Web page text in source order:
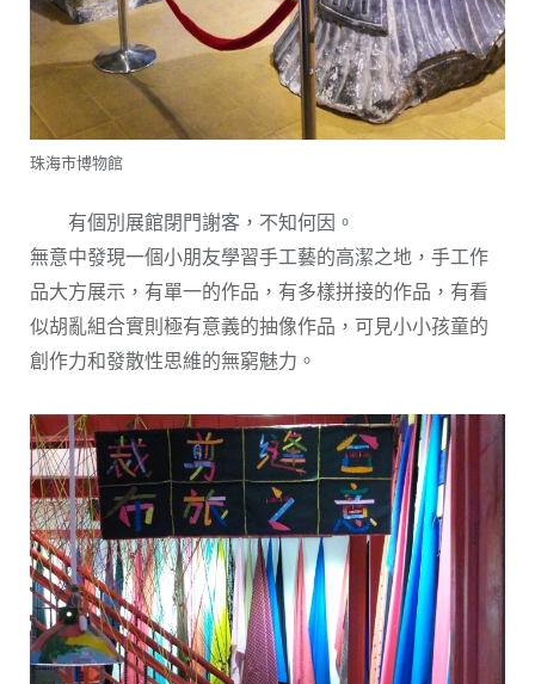
珠海市博物館
有個別展館閉門謝客，不知何因。
無意中發現一個小朋友學習手工藝的高潔之地，手工作
品大方展示，有單一的作品，有多樣拼接的作品，有看
似胡亂組合實則極有意義的抽像作品，可見小小孩童的
創作力和發散性思維的無窮魅力。